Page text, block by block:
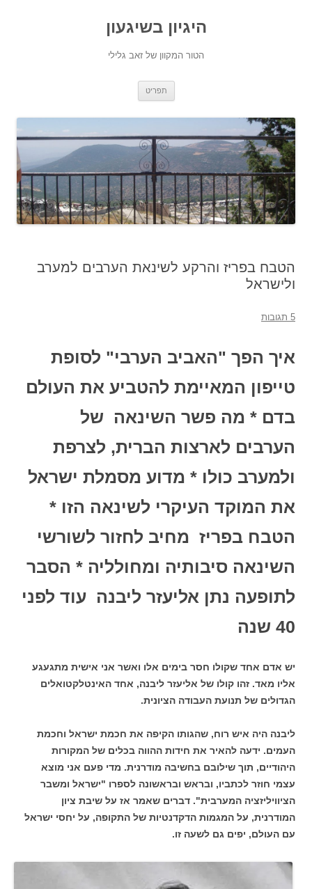
היגיון בשיגעון
הטור המקוון של זאב גלילי
תפריט
הטבח בפריז והרקע לשינאת הערבים למערב
ולישראל
5 תגובות
איך הפך "האביב הערבי" לסופת
טייפון המאיימת להטביע את העולם
בדם * מה פשר השינאה של
הערבים לארצות הברית, לצרפת
ולמערב כולו * מדוע מסמלת ישראל
את המוקד העיקרי לשינאה הזו *
הטבח בפריז מחיב לחזור לשורשי
השינאה סיבותיה ומחולליה * הסבר
לתופעה נתן אליעזר ליבנה עוד לפני
40 שנה
יש אדם אחד שקולו חסר בימים אלו ואשר אני אישית מתגעגע
אליו מאד. זהו קולו של אליעזר ליבנה, אחד האינטלקטואלים
הגדולים של תנועת העבודה הציונית.
ליבנה היה איש רוח, שהגותו הקיפה את חכמת ישראל וחכמת
העמים. ידעה להאיר את חידות ההווה בכלים של המקורות
היהודיים, תוך שילובם בחשיבה מודרנית. מדי פעם אני מוצא
עצמי חוזר לכתביו, ובראש ובראשונה לספרו "ישראל ומשבר
הציוויליזציה המערבית". דברים שאמר אז על שיבת ציון
המודרנית, על המגמות הדקדנטיות של התקופה, על יחסי ישראל
עם העולם, יפים גם לשעה זו.